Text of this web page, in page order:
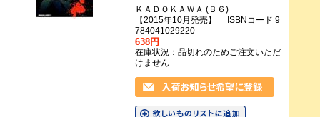
ＫＡＤＯＫＡＷＡ (Ｂ６)
【2015年10月発売】 ISBNコード 9
784041029220
638円
在庫状況：品切れのためご注文いただ
けません